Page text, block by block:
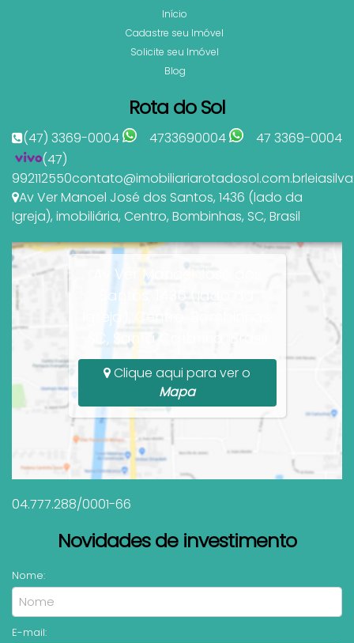
Início
Cadastre seu Imóvel
Solicite seu Imóvel
Blog
Rota do Sol
(47) 3369-0004 4733690004
47 3369-0004
(47)
992112550contato@imobiliariarotadosol.com.br
Av Ver Manoel José dos Santos, 1436 (lado da
Igreja), imobiliária, Centro, Bombinhas, SC, Brasil
Av Ver Manoel José dos
Santos, 1436 (lado da
Igreja), Centro, Bombinhas,
SC, Santa Catarina, Brasil
Clique aqui para ver o
Mapa
04.777.288/0001-66
Novidades de investimento
Nome:
E-mail: